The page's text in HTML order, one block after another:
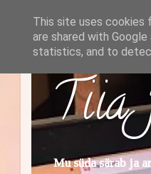
Tiia
Mu süda särab ja
This site uses cookies
are shared with
statistics, and to